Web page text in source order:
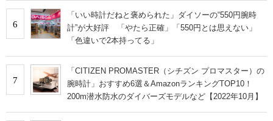
6
「いい時計だねと褒められた」ダイソーの“550円腕時
計”が大好評 「やたら正確」「550円とは思えない」
「色違いで2本持ってる」
7
「CITIZEN PROMASTER（シチズン プロマスター）の
腕時計」おすすめ6選＆AmazonランキングTOP10！
200m潜水防水のダイバーズモデルなど【2022年10月】